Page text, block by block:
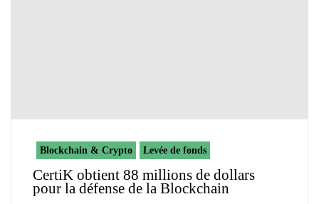
Blockchain & Crypto Levée de fonds
CertiK obtient 88 millions de dollars
pour la défense de la Blockchain